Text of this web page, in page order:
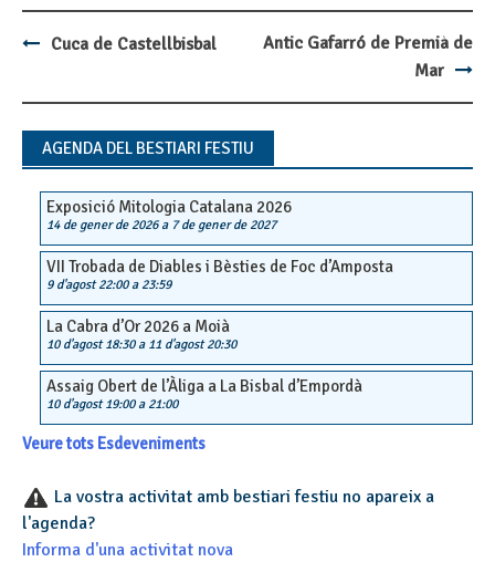
navigation
Cuca de Castellbisbal
Antic Gafarró de Premià de
Mar
AGENDA DEL BESTIARI FESTIU
Exposició Mitologia Catalana 2026
14 de gener de 2026a 7 de gener de 2027
VII Trobada de Diables i Bèsties de Foc d’Amposta
9 d'agost 22:00a 23:59
La Cabra d’Or 2026 a Moià
10 d'agost 18:30a 11 d'agost 20:30
Assaig Obert de l’Àliga a La Bisbal d’Empordà
10 d'agost 19:00a 21:00
Veure tots Esdeveniments
La vostra activitat amb bestiari festiu no apareix a
l'agenda?
Informa d'una activitat nova